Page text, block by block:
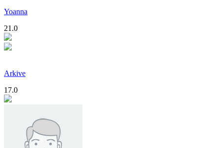
Yoanna
21.0
Arkive
17.0